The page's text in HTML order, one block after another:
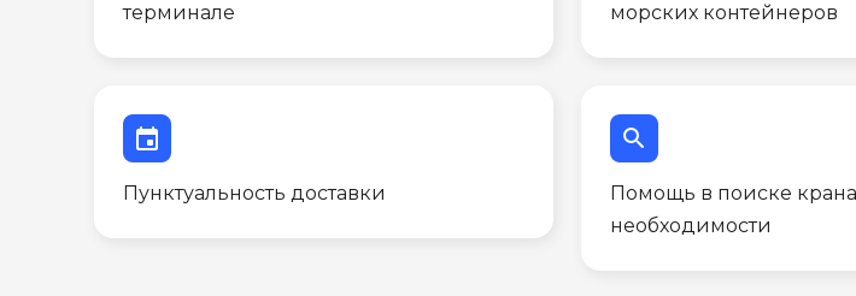
терминале
морских контейнеров
event
Пунктуальность доставки
search
Помощь в поиске
необходимости